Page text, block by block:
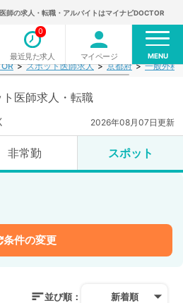
医師の求人・転職・アルバイトはマイナビDOCTOR
最近見た求人
0
マイページ MENU
スポット医師求人 京都府 一般外科
医師求人・転職
2026年08月07日更新
非常勤 スポット
条件の変更
並び順： 新着順